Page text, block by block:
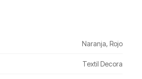
Naranja, Rojo
Textil Decora